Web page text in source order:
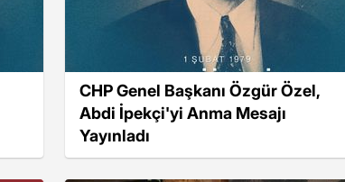
CHP Genel Başkanı Özgür Özel,
Abdi İpekçi'yi Anma Mesajı
Yayınladı